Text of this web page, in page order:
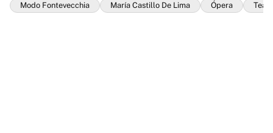
Modo Fontevecchia María Castillo De Lima Ópera